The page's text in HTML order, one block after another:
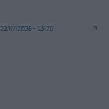
22/07/2026 - 13:20